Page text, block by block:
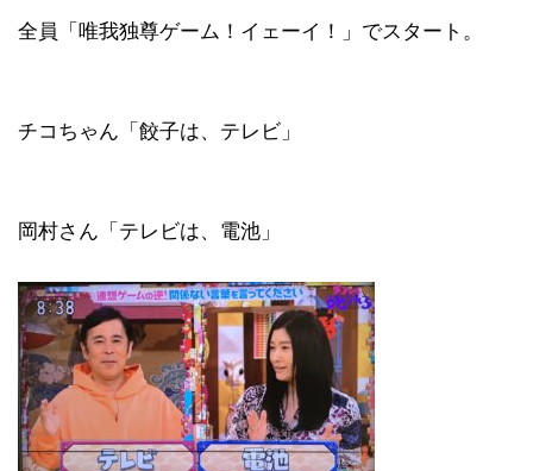
全員「唯我独尊ゲーム！イェーイ！」でスタート。
チコちゃん「餃子は、テレビ」
岡村さん「テレビは、電池」